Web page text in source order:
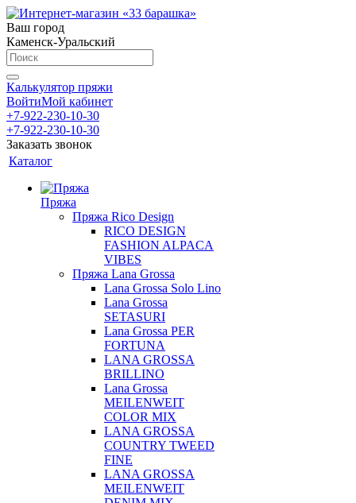
Ваш город
Каменск-Уральский
Калькулятор пряжи
ВойтиМой кабинет
+7-922-230-10-30
+7-922-230-10-30
Заказать звонок
Каталог
Пряжа
Пряжа Rico Design
RICO DESIGN
FASHION ALPACA
VIBES
Пряжа Lana Grossa
Lana Grossa Solo Lino
Lana Grossa
SETASURI
Lana Grossa PER
FORTUNA
LANA GROSSA
BRILLINO
Lana Grossa
MEILENWEIT
COLOR MIX
LANA GROSSA
COUNTRY TWEED
FINE
LANA GROSSA
MEILENWEIT